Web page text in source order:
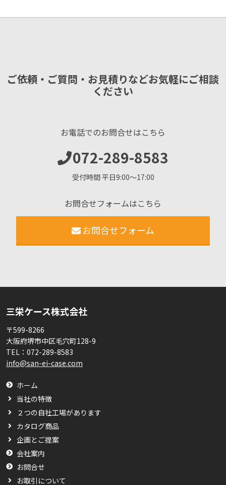
ご依頼・ご質問・お見積りなどお気軽にご相談
ください
お電話でのお問合せはこちら
072-289-8583
受付時間 平日9:00〜17:00
お問合せフォームはこちら
お問合せフォーム
三栄ケース株式会社
〒599-8266
大阪府堺市中区毛穴町128-9
TEL： 072-289-8583
info@san-ei-case.com
ホーム
当社の特徴
２つの自社工場があります
カタログ商品
企画とご提案
会社案内
お問合せ
お取引について